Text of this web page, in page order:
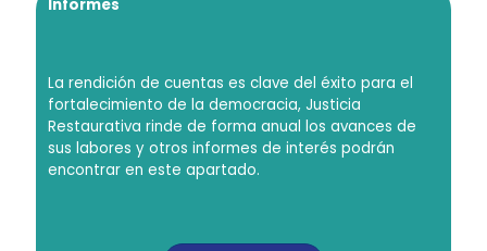
Informes
La rendición de cuentas es clave del éxito para el
fortalecimiento de la democracia, Justicia
Restaurativa rinde de forma anual los avances de
sus labores y otros informes de interés podrán
encontrar en este apartado.